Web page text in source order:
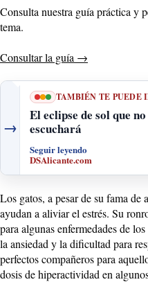
Consulta nuestra guía práctica y
tema.
Consultar la guía →
→
TAMBIÉN TE PUEDE
El eclipse de sol que
escuchará
Seguir leyendo
DSAlicante.com
Los gatos, a pesar de su fama de
ayudan a aliviar el estrés. Su
para algunas enfermedades de
la ansiedad y la dificultad para
perfectos compañeros para
dosis de hiperactividad en